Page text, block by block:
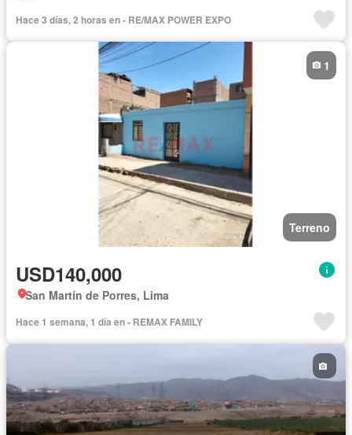
Hace 3 días, 2 horas en - RE/MAX POWER EXPO
Terreno
1
USD140,000
San Martín de Porres, Lima
Hace 1 semana, 1 día en - REMAX FAMILY